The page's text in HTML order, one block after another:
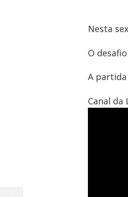
Nesta
O
A partida
Canal da